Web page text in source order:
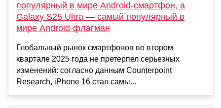
популярный в мире Android-смартфон, а
Galaxy S25 Ultra — самый популярный в
мире Android-флагман
Глобальный рынок смартфонов во втором
квартале 2025 года не претерпел серьезных
изменений: согласно данным Counterpoint
Research, iPhone 16 стал самы...